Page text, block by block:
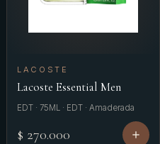
LACOSTE
Lacoste Essential Men
EDT · 75ML · EDT · Amaderada
$ 270.000